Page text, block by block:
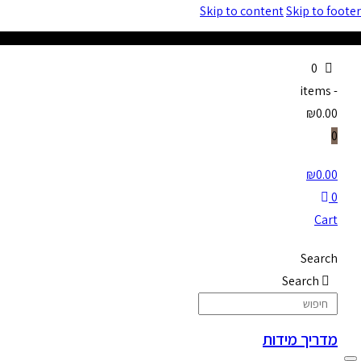
Skip to contentSkip to footer
0
items-
₪0.00
0
₪0.00
0
Cart
Search
Search
מדריך מידות